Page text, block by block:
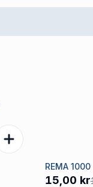
Tilbud
REMA 1000
15,00 kr